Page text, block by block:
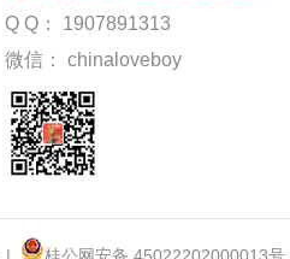
Q Q： 1907891313
微信： chinaloveboy